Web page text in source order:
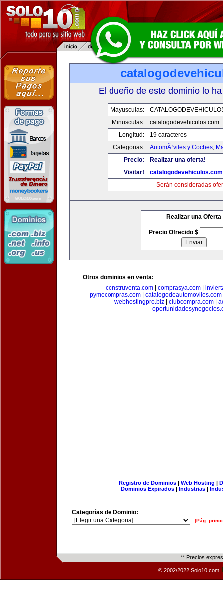
El dueño de este dominio lo
Mayusculas:
Minusculas:
catalogodevehiculos.com
Longitud:
19 caracteres
Categorias:
AutomÃ³viles y Coches,
Precio:
Realizar una oferta!
Visitar!
catalogodevehiculos.com
Serán consideradas
Realizar una Oferta
Precio Ofrecido $
Otros dominios en venta:
construventa.com| comprasya.com|
pymecompras.com| catalogodeautomoviles.com
webhostingpro.biz| clubcompra.com|
Registro de Dominios| Web Hosting |
Dominios Expirados | Industrias |
Categorías de Dominio:
[Pág.
** Precios
© 2002/2022 Solo10.com